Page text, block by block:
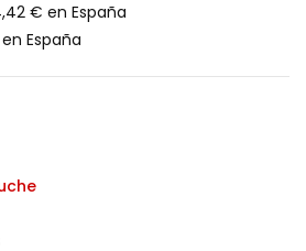
€ en España
España